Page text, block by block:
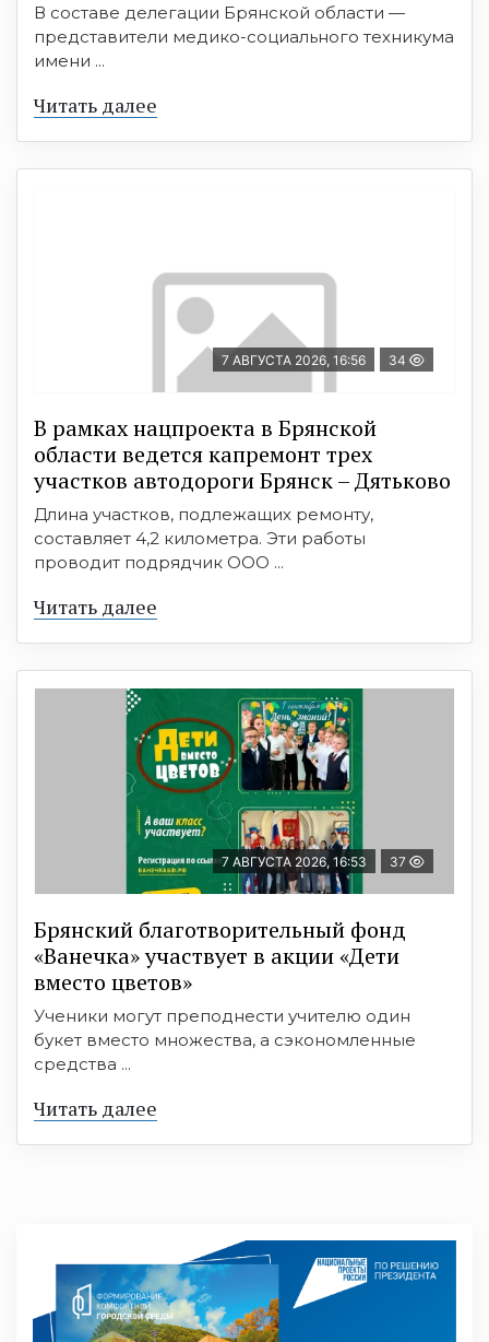
В составе делегации Брянской области —
представители медико-социального техникума
имени ...
Читать далее
7 АВГУСТА 2026, 16:56 34
В рамках нацпроекта в Брянской
области ведется капремонт трех
участков автодороги Брянск – Дятьково
Длина участков, подлежащих ремонту,
составляет 4,2 километра. Эти работы
проводит подрядчик ООО ...
Читать далее
7 АВГУСТА 2026, 16:53 37
Брянский благотворительный фонд
«Ванечка» участвует в акции «Дети
вместо цветов»
Ученики могут преподнести учителю один
букет вместо множества, а сэкономленные
средства ...
Читать далее